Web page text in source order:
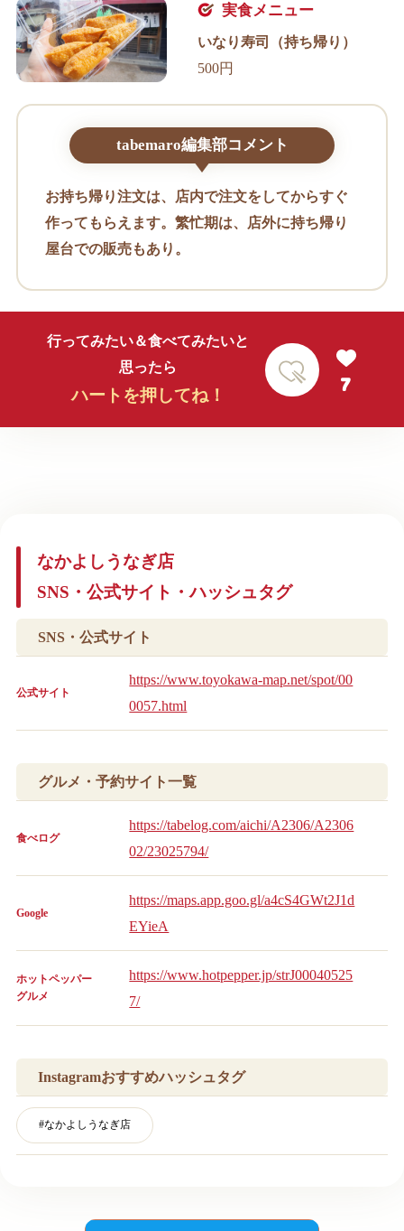
実食メニュー
いなり寿司（持ち帰り）
500円
tabemaro編集部コメント
お持ち帰り注文は、店内で注文をしてからすぐ
作ってもらえます。繁忙期は、店外に持ち帰り
屋台での販売もあり。
行ってみたい＆食べてみたいと
思ったら
ハートを押してね！
7
なかよしうなぎ店
SNS・公式サイト・ハッシュタグ
SNS・公式サイト
公式サイト
https://www.toyokawa-map.net/spot/00
0057.html
グルメ・予約サイト一覧
食べログ
https://tabelog.com/aichi/A2306/A2306
02/23025794/
Google
https://maps.app.goo.gl/a4cS4GWt2J1d
EYieA
ホットペッパー
グルメ
https://www.hotpepper.jp/strJ00040525
7/
Instagramおすすめハッシュタグ
#なかよしうなぎ店